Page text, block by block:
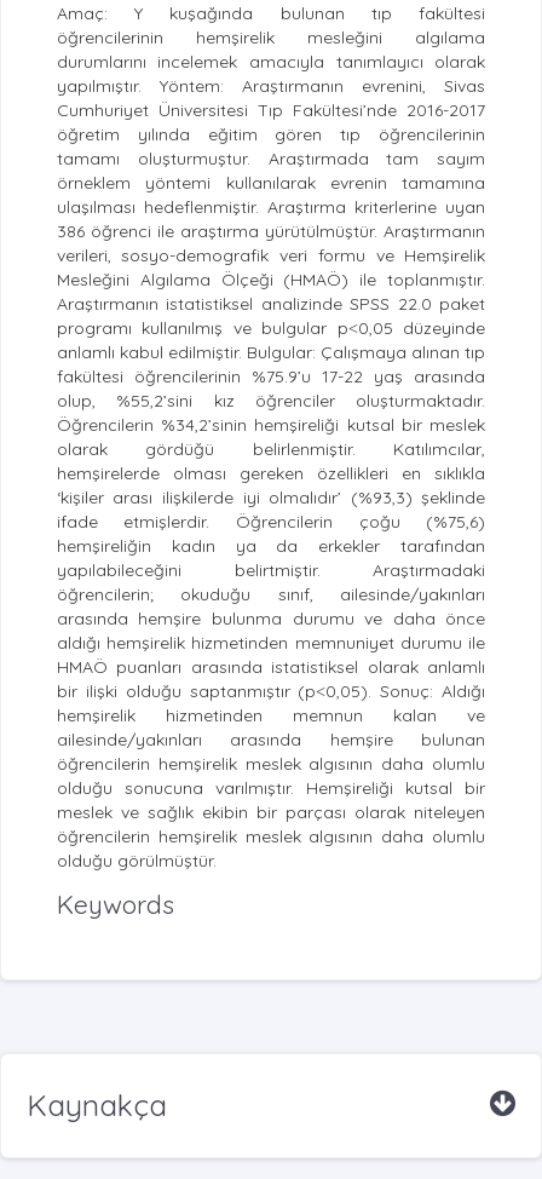
Amaç: Y kuşağında bulunan tıp fakültesi
öğrencilerinin hemşirelik mesleğini algılama
durumlarını incelemek amacıyla tanımlayıcı olarak
yapılmıştır. Yöntem: Araştırmanın evrenini, Sivas
Cumhuriyet Üniversitesi Tıp Fakültesi’nde 2016-2017
öğretim yılında eğitim gören tıp öğrencilerinin
tamamı oluşturmuştur. Araştırmada tam sayım
örneklem yöntemi kullanılarak evrenin tamamına
ulaşılması hedeflenmiştir. Araştırma kriterlerine uyan
386 öğrenci ile araştırma yürütülmüştür. Araştırmanın
verileri, sosyo-demografik veri formu ve Hemşirelik
Mesleğini Algılama Ölçeği (HMAÖ) ile toplanmıştır.
Araştırmanın istatistiksel analizinde SPSS 22.0 paket
programı kullanılmış ve bulgular p˂0,05 düzeyinde
anlamlı kabul edilmiştir. Bulgular: Çalışmaya alınan tıp
fakültesi öğrencilerinin %75.9’u 17-22 yaş arasında
olup, %55,2’sini kız öğrenciler oluşturmaktadır.
Öğrencilerin %34,2’sinin hemşireliği kutsal bir meslek
olarak gördüğü belirlenmiştir. Katılımcılar,
hemşirelerde olması gereken özellikleri en sıklıkla
‘kişiler arası ilişkilerde iyi olmalıdır’ (%93,3) şeklinde
ifade etmişlerdir. Öğrencilerin çoğu (%75,6)
hemşireliğin kadın ya da erkekler tarafından
yapılabileceğini belirtmiştir. Araştırmadaki
öğrencilerin; okuduğu sınıf, ailesinde/yakınları
arasında hemşire bulunma durumu ve daha önce
aldığı hemşirelik hizmetinden memnuniyet durumu ile
HMAÖ puanları arasında istatistiksel olarak anlamlı
bir ilişki olduğu saptanmıştır (p˂0,05). Sonuç: Aldığı
hemşirelik hizmetinden memnun kalan ve
ailesinde/yakınları arasında hemşire bulunan
öğrencilerin hemşirelik meslek algısının daha olumlu
olduğu sonucuna varılmıştır. Hemşireliği kutsal bir
meslek ve sağlık ekibin bir parçası olarak niteleyen
öğrencilerin hemşirelik meslek algısının daha olumlu
olduğu görülmüştür.
Keywords
Kaynakça